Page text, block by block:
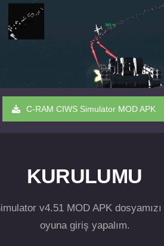
C-RAM CIWS Simulator MOD APK
KURULUMU
v4.51 MOD APK
oyuna giriş yapalım.